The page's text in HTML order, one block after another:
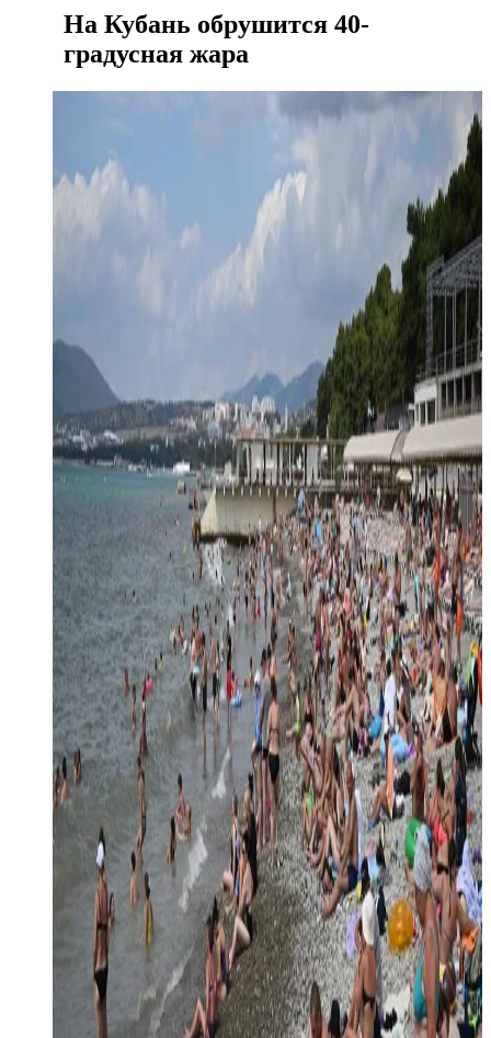
На Кубань обрушится 40-
градусная жара